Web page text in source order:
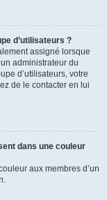
d’utilisateurs ?
assigné lorsque
administrateur du
d’utilisateurs, votre
de le contacter en lui
dans une couleur
aux membres d’un